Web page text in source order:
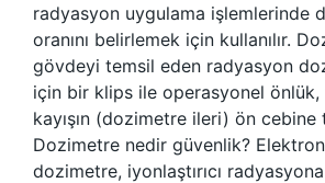
radyasyon uygulama işlemlerinde
oranını belirlemek için kullanılır.
gövdeyi temsil eden radyasyon
için bir klips ile operasyonel önlük,
kayışın (dozimetre ileri) ön cebine
Dozimetre nedir güvenlik?
dozimetre, iyonlaştırıcı